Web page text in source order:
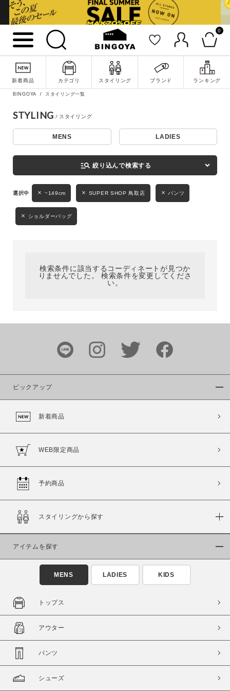
0
新着商品 カテゴリ スタイリング ブランド ランキング
詳細検索
キーワード
性別
MENS LADIES KIDS
ブランド
カラー
商品タイプ
通常商品
セール価格 WEB限定
在庫
在庫あり
BINGOYA スタイリング一覧
STYLING
MENS LADIES
manage_search 絞り込んで検索する
~149cm SUPER SHOP 鳥取店 パンツ
ショルダーバッグ
検索条件に該当するコーディネートが見つか
りませんでした。 検索条件を変更してくださ
い。
ピックアップ
新着商品
WEB限定商品
予約商品
スタイリングから探す
アイテムを探す
MENS LADIES KIDS
トップス
アウター
パンツ
シューズ